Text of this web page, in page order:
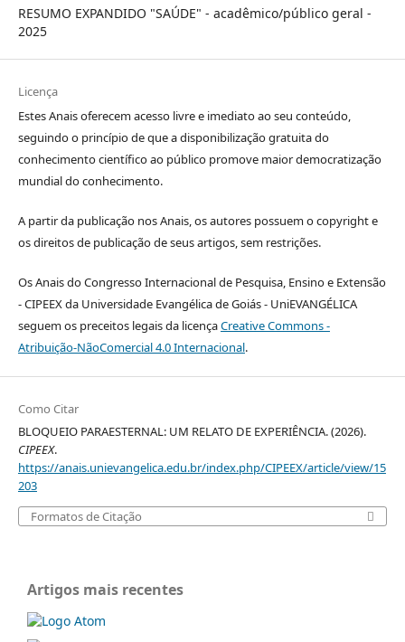
RESUMO EXPANDIDO "SAÚDE" - acadêmico/público geral -
2025
Licença
Estes Anais oferecem acesso livre e imediato ao seu conteúdo,
seguindo o princípio de que a disponibilização gratuita do
conhecimento científico ao público promove maior democratização
mundial do conhecimento.
A partir da publicação nos Anais, os autores possuem o copyright e
os direitos de publicação de seus artigos, sem restrições.
Os Anais do Congresso Internacional de Pesquisa, Ensino e Extensão
- CIPEEX da Universidade Evangélica de Goiás - UniEVANGÉLICA
seguem os preceitos legais da licençaCreative Commons -
Atribuição-NãoComercial 4.0 Internacional.
Como Citar
BLOQUEIO PARAESTERNAL: UM RELATO DE EXPERIÊNCIA. (2026).
CIPEEX.
https://anais.unievangelica.edu.br/index.php/CIPEEX/article/view/15
203
Formatos de Citação
Artigos mais recentes